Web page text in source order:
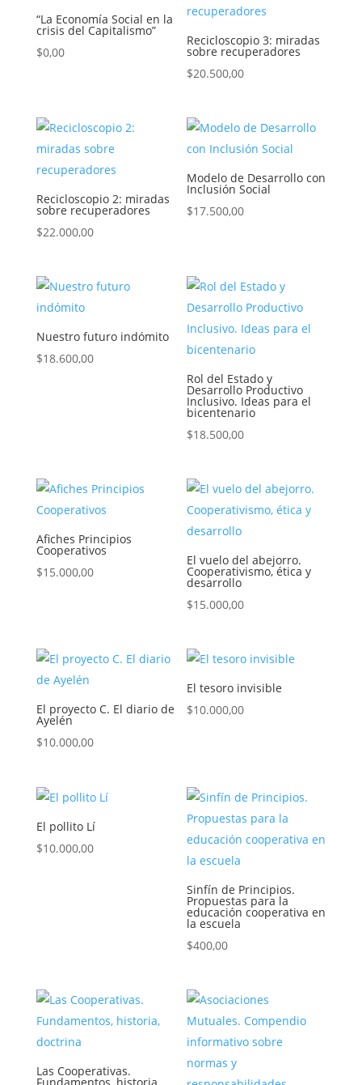
“La Economía Social en la
crisis del Capitalismo”
$0,00
Recicloscopio 3: miradas
sobre recuperadores
$20.500,00
Recicloscopio 2: miradas
sobre recuperadores
$22.000,00
Modelo de Desarrollo con
Inclusión Social
$17.500,00
Nuestro futuro indómito
$18.600,00
Rol del Estado y
Desarrollo Productivo
Inclusivo. Ideas para el
bicentenario
$18.500,00
Afiches Principios
Cooperativos
$15.000,00
El vuelo del abejorro.
Cooperativismo, ética y
desarrollo
$15.000,00
El proyecto C. El diario de
Ayelén
$10.000,00
El tesoro invisible
$10.000,00
El pollito Lí
$10.000,00
Sinfín de Principios.
Propuestas para la
educación cooperativa en
la escuela
$400,00
Las Cooperativas.